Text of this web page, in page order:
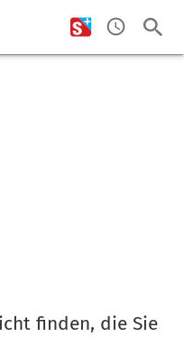
finden, die Sie